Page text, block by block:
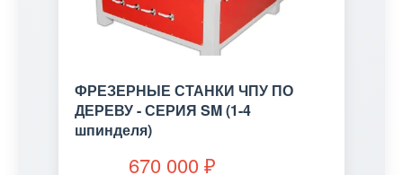
ФРЕЗЕРНЫЕ СТАНКИ ЧПУ ПО
ДЕРЕВУ - СЕРИЯ SM (1-4
шпинделя)
670 000 ₽